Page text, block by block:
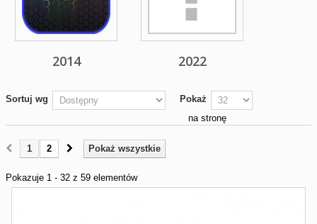
2014 2022
Sortuj wg
Pokaż
na stronę
Pokaż wszystkie
1 2
Pokazuje 1 - 32 z 59 elementów